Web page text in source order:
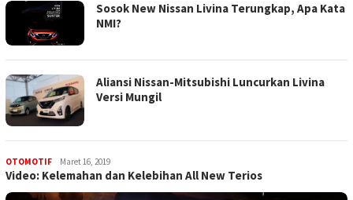
Sosok New Nissan Livina Terungkap, Apa Kata
NMI?
Aliansi Nissan-Mitsubishi Luncurkan Livina
Versi Mungil
OTOMOTIFadmin
Maret 16, 2019
Video: Kelemahan dan Kelebihan All New Terios